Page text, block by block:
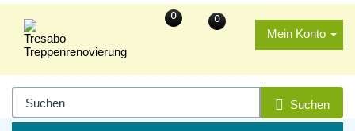
Mein Konto
0
0
Suchen